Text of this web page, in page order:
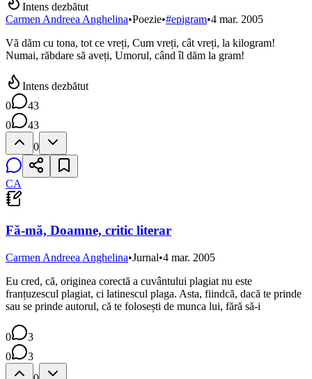
Intens dezbătut
Carmen Andreea Anghelina•Poezie•#epigram•4 mar. 2005
Vă dăm cu tona, tot ce vreți, Cum vreți, cât vreți, la kilogram!
Numai, răbdare să aveți, Umorul, când îl dăm la gram!
Intens dezbătut
0
43
0
43
0
CA
Fă-mă, Doamne, critic literar
Carmen Andreea Anghelina•Jurnal•4 mar. 2005
Eu cred, că, originea corectă a cuvântului plagiat nu este
franțuzescul plagiat, ci latinescul plaga. Asta, fiindcă, dacă te prinde
sau se prinde autorul, că te folosești de munca lui, fără să-i
0
3
0
3